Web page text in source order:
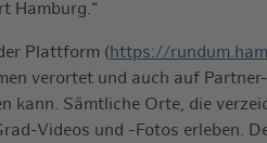
Hamburg.“
Plattform ( https://
verortet und auch auf
kann. Sämtliche Orte, die
Videos und -Fotos erleben.